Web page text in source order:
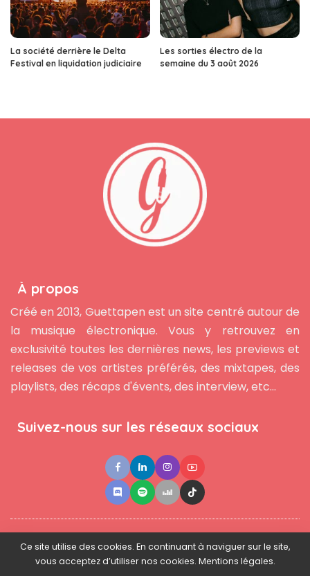
La société derrière le Delta
Festival en liquidation judiciaire
Les sorties électro de la
semaine du 3 août 2026
À propos
Créé en 2013, Guettapen est un site centré autour de
la musique électronique. Vous y retrouvez en
exclusivité toutes les dernières news, les previews et
releases de vos artistes préférés, des mixtapes, des
playlists, des récaps d'évents, des interview, etc...
Suivez-nous sur les réseaux sociaux
Contact ●Newsletter ● L'équipe ● Mentions légales
Ce site utilise des cookies. En continuant à naviguer sur le site,
vous acceptez d’utiliser nos cookies. Mentions légales.